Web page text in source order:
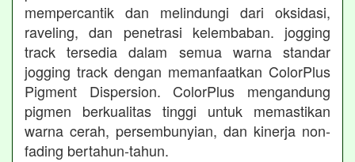
mempercantik dan melindungi dari oksidasi,
raveling, dan penetrasi kelembaban. jogging
track tersedia dalam semua warna standar
jogging track dengan memanfaatkan ColorPlus
Pigment Dispersion. ColorPlus mengandung
pigmen berkualitas tinggi untuk memastikan
warna cerah, persembunyian, dan kinerja non-
fading bertahun-tahun.